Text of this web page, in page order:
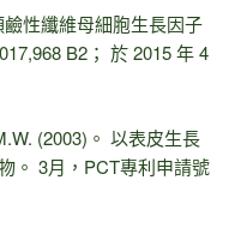
性纖維母細胞生長因子
B2； 於 2015 年 4
(2003)。 以表皮生長
。 3月，PCT專利申請號